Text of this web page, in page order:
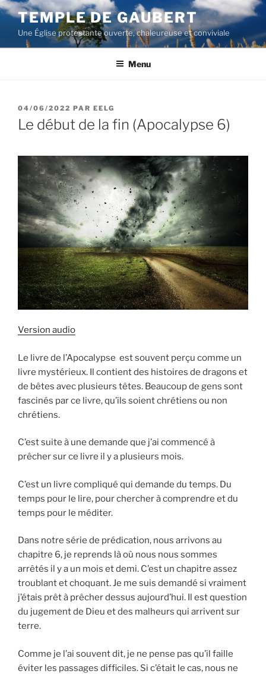
Aller
contenu
principal
TEMPLE DE GAUBERT
Une Église protestante ouverte, chaleureuse et conviviale
Menu
PUBLIÉ
LE
04/06/2022 PAR EELG
Le début de la fin (Apocalypse 6)
Version audio
Le livre de l’Apocalypse est souvent perçu comme un
livre mystérieux. Il contient des histoires de dragons et
de bêtes avec plusieurs têtes. Beaucoup de gens sont
fascinés par ce livre, qu’ils soient chrétiens ou non
chrétiens.
C’est suite à une demande que j’ai commencé à
prêcher sur ce livre il y a plusieurs mois.
C’est un livre compliqué qui demande du temps. Du
temps pour le lire, pour chercher à comprendre et du
temps pour le méditer.
Dans notre série de prédication, nous arrivons au
chapitre 6, je reprends là où nous nous sommes
arrêtés il y a un mois et demi. C’est un chapitre assez
troublant et choquant. Je me suis demandé si vraiment
j’étais prêt à prêcher dessus aujourd’hui. Il est question
du jugement de Dieu et des malheurs qui arrivent sur
terre.
Comme je l’ai souvent dit, je ne pense pas qu’il faille
éviter les passages difficiles. Si c’était le cas, nous ne